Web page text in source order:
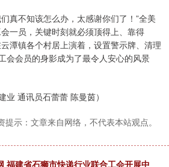
真不知该怎么办，太感谢你们了！”全美
一员，关键时刻就必须顶得上、靠得
潭镇各个村居上演着，设置警示牌、清理
会员的身影成为了最令人安心的风景
业 通讯员石蕾蕾 陈曼茵）
提示：文章来自网络，不代表本站观点。
福建省石狮市快递行业联合工会开展中